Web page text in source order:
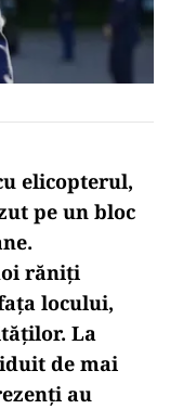
elicopterul,
pe un bloc
răniți
locului,
La
de mai
au